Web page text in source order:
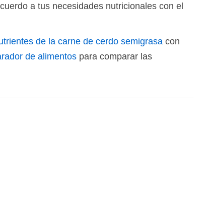
a tus necesidades nutricionales con el
de la carne de cerdo semigrasa con
de alimentos para comparar las